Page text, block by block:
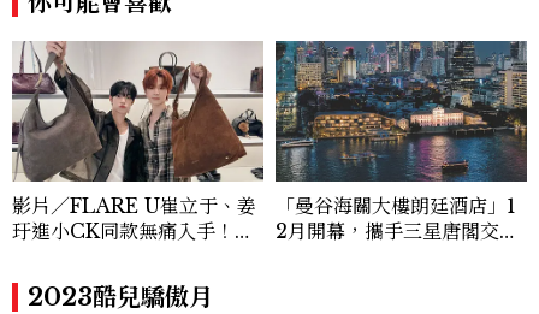
影片／FLARE U崔立于、姜
玗進小CK同款無痛入手！身
H大包好燒
「曼谷海關大樓朗廷酒店」1
2月開幕，攜手三星唐閣交織
2023酷兒驕傲月